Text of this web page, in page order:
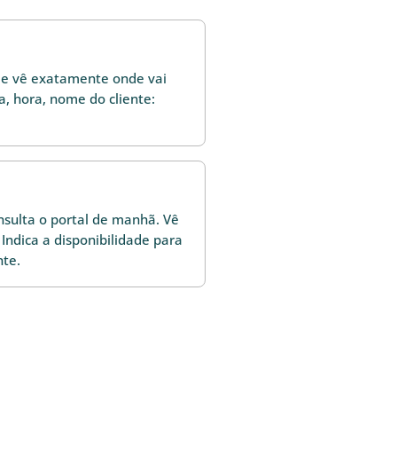
vê exatamente onde vai
hora, nome do cliente:
o portal de manhã. Vê
a disponibilidade para